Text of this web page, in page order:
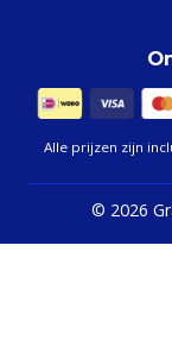
Alle prijzen zijn
© 2026